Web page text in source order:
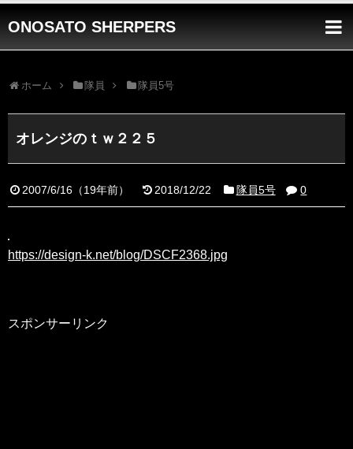
ONOSATO SHERPERS
ホーム 隊員 隊員5号
オレンジのｔｗ２２５
2007/6/16 （19年前） 2018/12/22 隊員5号 0
https://design-k.net/blog/DSCF2368.jpg
スポンサーリンク